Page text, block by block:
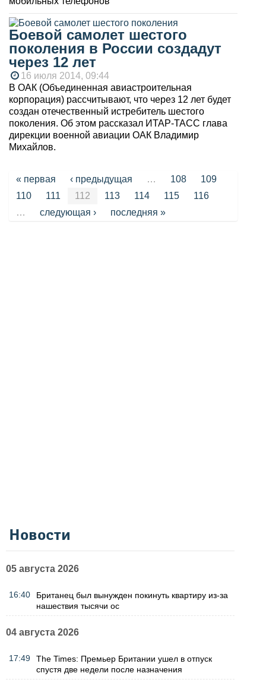
Боевой самолет шестого
поколения в России создадут
через 12 лет
16 июля 2014, 09:44
В ОАК (Объединенная авиастроительная
корпорация) рассчитывают, что через 12 лет будет
создан отечественный истребитель шестого
поколения. Об этом рассказал ИТАР-ТАСС глава
дирекции военной авиации ОАК Владимир
Михайлов.
Страницы
« первая ‹ предыдущая … 108
109
110
111 112 113 114 115
116
…
следующая › последняя »
Новости
05 августа 2026
16:40
Британец был вынужден покинуть квартиру из-за
нашествия тысячи ос
04 августа 2026
17:49
The Times: Премьер Британии ушел в отпуск
спустя две недели после назначения